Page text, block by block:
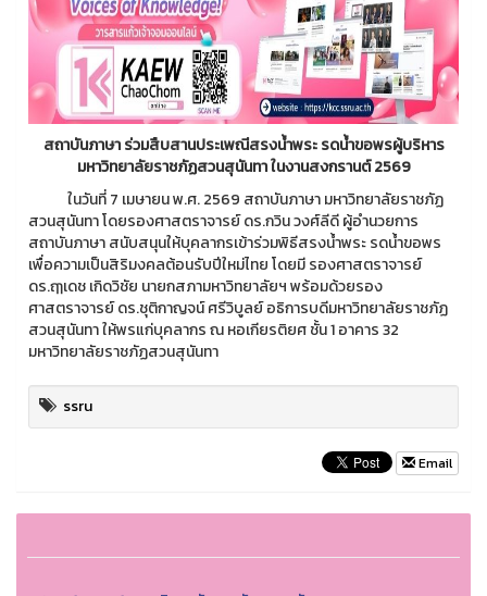
สถาบันภาษา ร่วมสืบสานประเพณีสรงน้ำพระ รดน้ำขอพรผู้บริหาร
มหาวิทยาลัยราชภัฏสวนสุนันทา ในงานสงกรานต์ 2569
ในวันที่ 7 เมษายน พ.ศ. 2569 สถาบันภาษา มหาวิทยาลัยราชภัฏ
สวนสุนันทา โดยรองศาสตราจารย์ ดร.กวิน วงศ์ลีดี ผู้อำนวยการ
สถาบันภาษา สนับสนุนให้บุคลากรเข้าร่วมพิธีสรงน้ำพระ รดน้ำขอพร
เพื่อความเป็นสิริมงคลต้อนรับปีใหม่ไทย โดยมี รองศาสตราจารย์
ดร.ฤๅเดช เกิดวิชัย นายกสภามหาวิทยาลัยฯ พร้อมด้วยรอง
ศาสตราจารย์ ดร.ชุติกาญจน์ ศรีวิบูลย์ อธิการบดีมหาวิทยาลัยราชภัฏ
สวนสุนันทา ให้พรแก่บุคลากร ณ หอเกียรติยศ ชั้น 1 อาคาร 32
มหาวิทยาลัยราชภัฏสวนสุนันทา
ssru
Email